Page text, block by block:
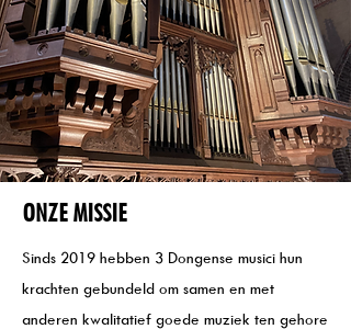
ONZE MISSIE
Sinds 2019 hebben 3 Dongense musici hun
krachten gebundeld om samen en met
anderen kwalitatief goede muziek ten gehore